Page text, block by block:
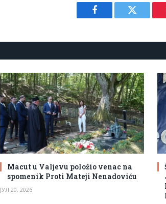
Facebook Twitter
Macut u Valjevu položio venac na
spomenik Proti Mateji Nenadoviću
ЈУЛ 20, 2026